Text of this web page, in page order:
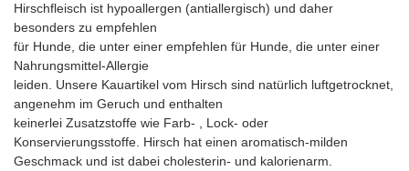
Hirschfleisch ist hypoallergen (antiallergisch) und daher
besonders zu empfehlen
für Hunde, die unter einer empfehlen für Hunde, die unter einer
Nahrungsmittel-Allergie
leiden. Unsere Kauartikel vom Hirsch sind natürlich luftgetrocknet,
angenehm im Geruch und enthalten
keinerlei Zusatzstoffe wie Farb- , Lock- oder
Konservierungsstoffe. Hirsch hat einen aromatisch-milden
Geschmack und ist dabei cholesterin- und kalorienarm.